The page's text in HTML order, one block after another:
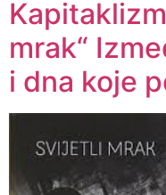
mrak“
i dna koje